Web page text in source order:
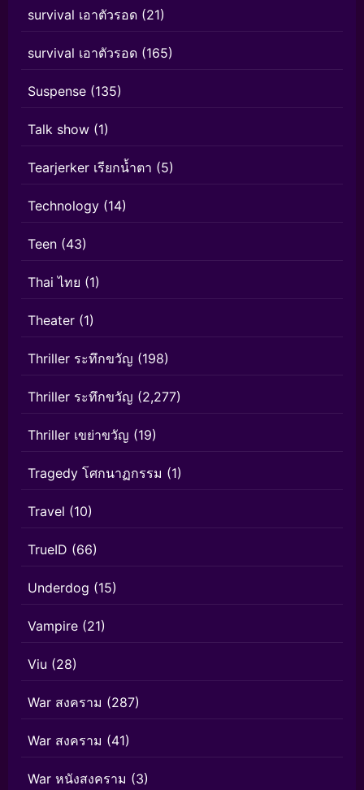
survival เอาตัวรอด (21)
survival เอาตัวรอด (165)
Suspense (135)
Talk show (1)
Tearjerker เรียกน้ำตา (5)
Technology (14)
Teen (43)
Thai ไทย (1)
Theater (1)
Thriller ระทึกขวัญ (198)
Thriller ระทึกขวัญ (2,277)
Thriller เขย่าขวัญ (19)
Tragedy โศกนาฏกรรม (1)
Travel (10)
TrueID (66)
Underdog (15)
Vampire (21)
Viu (28)
War สงคราม (287)
War สงคราม (41)
War หนังสงคราม (3)